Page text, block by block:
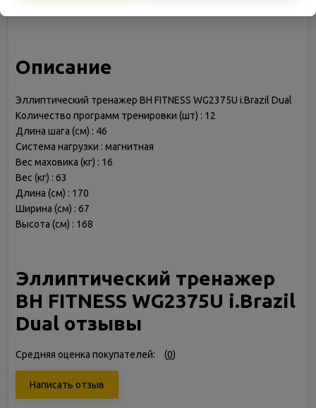
Описание
Эллиптический тренажер BH FITNESS WG2375U i.Brazil Dual
Количество программ тренировки (шт) : 12
Длина шага (см) : 46
Система нагрузки : магнитная
Вес маховика (кг) : 16
Вес (кг) : 63
Длина (см) : 170
Ширина (см) : 67
Высота (см) : 168
Эллиптический тренажер
BH FITNESS WG2375U i.Brazil
Dual отзывы
Средняя оценка покупателей: (0)
Написать отзыв